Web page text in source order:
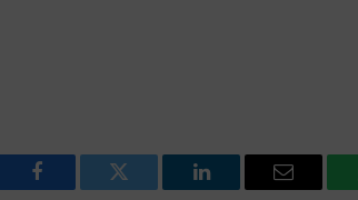
Facebook Twitter LinkedIn Email